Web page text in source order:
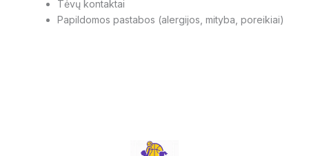
Tėvų kontaktai
Papildomos pastabos (alergijos, mityba, poreikiai)